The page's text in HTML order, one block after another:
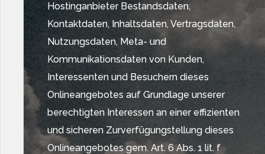
Hostinganbieter Bestandsdaten,
Kontaktdaten, Inhaltsdaten, Vertragsdaten,
Nutzungsdaten, Meta- und
Kommunikationsdaten von Kunden,
Interessenten und Besuchern dieses
Onlineangebotes auf Grundlage unserer
berechtigten Interessen an einer effizienten
und sicheren Zurverfügungstellung dieses
Onlineangebotes gem. Art. 6 Abs. 1 lit. f